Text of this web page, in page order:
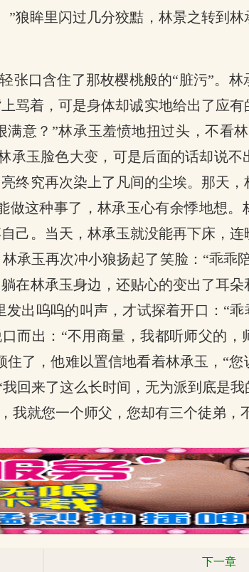
狼眸里闪过几分狡黠，林景之转到
张口含住了那枚樱桃般的“脏污”。
骂着，可是身体却诚实地给出了应
意？”林承玉羞愤地扭过头，不看
玉脸色大变，可是后面的话却说不
终究再次染上了凡间的尘埃。那天
这种事了，林承玉心有余悸地想。
己。当天，林承玉就没能再下床，
承玉再次冲小狼扬起了笑脸：“乖乖
林承玉身边，还贴心的变出了耳朵
出呜呜的叫声，才试探着开口：“乖
而出：“不用商量，我都听师父的，
了，他难以置信地看着林承玉，“
回来了这么长时间，无为派到底是
我就您一个师父，您却有三个徒弟，
下一章